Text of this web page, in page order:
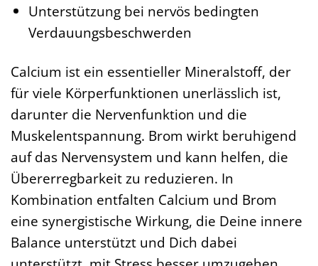
Unterstützung bei nervös bedingten
Verdauungsbeschwerden
Calcium ist ein essentieller Mineralstoff, der
für viele Körperfunktionen unerlässlich ist,
darunter die Nervenfunktion und die
Muskelentspannung. Brom wirkt beruhigend
auf das Nervensystem und kann helfen, die
Übererregbarkeit zu reduzieren. In
Kombination entfalten Calcium und Brom
eine synergistische Wirkung, die Deine innere
Balance unterstützt und Dich dabei